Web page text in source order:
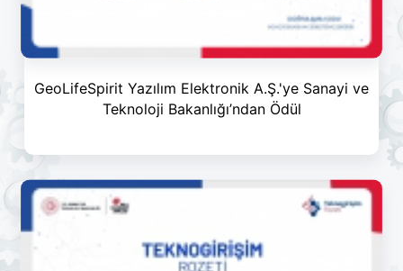
GeoLifeSpirit Yazılım Elektronik A.Ş.'ye Sanayi ve
Teknoloji Bakanlığı’ndan Ödül